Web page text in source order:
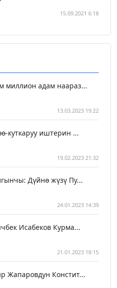
15.09.2021 6:18
адам наараз...
13.03.2023 19:22
куткаруу иштерин ...
19.02.2023 21:32
Дүйнө жүзү Пу...
24.01.2023 14:39
Исабеков Курма...
21.01.2023 18:15
Жапаровдун Констит...